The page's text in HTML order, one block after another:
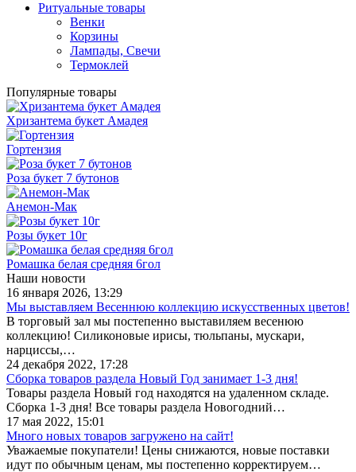
Ритуальные товары
Венки
Корзины
Лампады, Свечи
Термоклей
Популярные товары
Хризантема букет Амадея
Гортензия
Роза букет 7 бутонов
Анемон-Мак
Розы букет 10г
Ромашка белая средняя 6гол
Наши новости
16 января 2026, 13:29
Мы выставляем Весеннюю коллекцию искусственных цветов!
В торговый зал мы постепенно выставиляем весенюю
коллекцию! Силиконовые ирисы, тюльпаны, мускари,
нарциссы,…
24 декабря 2022, 17:28
Сборка товаров раздела Новый Год занимает 1-3 дня!
Товары раздела Новый год находятся на удаленном складе.
Сборка 1-3 дня! Все товары раздела Новогодний…
17 мая 2022, 15:01
Много новых товаров загружено на сайт!
Уважаемые покупатели! Цены снижаются, новые поставки
идут по обычным ценам, мы постепенно корректируем…